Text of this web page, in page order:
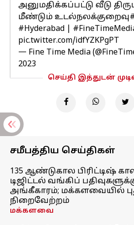
அனுமதிக்கப்பட்டு வீடு
மீண்டும் உடல்நலக்குறைவு
#Hyderabad
pic.twitter.com/idfYZKPgPT
— Fine Time Media
2023
செய்தி இத்துடன்
சமீபத்திய செய்திகள்
135 ஆண்டுகால பிரிட்டிஷ்
டிஜிட்டல் வங்கிப்
அங்கீகாரம்; மக்களவையில்
நிறைவேற்றம்
மக்களவை